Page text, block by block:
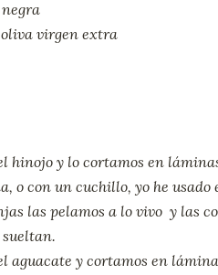
virgen extra
hinojo y lo cortamos en
o con un cuchillo, yo he usado
las pelamos a lo vivo y las
sueltan.
aguacate y cortamos en